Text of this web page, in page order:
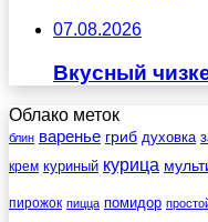
07.08.2026
Вкусный
Облако меток
блин варенье гриб духовка
крем куриный курица
пирожок пицца помидор